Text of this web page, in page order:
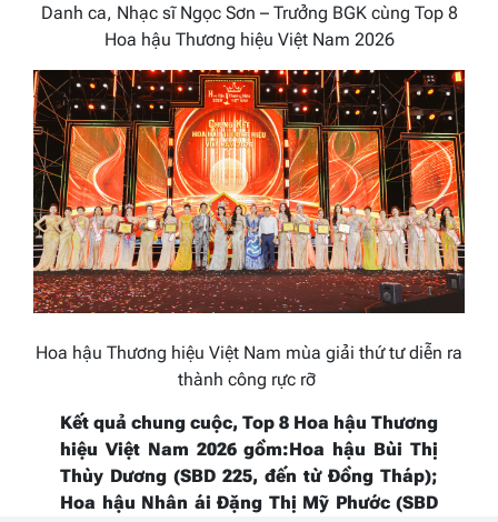
Danh ca, Nhạc sĩ Ngọc Sơn – Trưởng BGK cùng Top 8
Hoa hậu Thương hiệu Việt Nam 2026
Hoa hậu Thương hiệu Việt Nam mùa giải thứ tư diễn ra
thành công rực rỡ
Kết quả chung cuộc, Top 8 Hoa hậu Thương
hiệu Việt Nam 2026 gồm:Hoa hậu Bùi Thị
Thùy Dương (SBD 225, đến từ Đồng Tháp);
Hoa hậu Nhân ái Đặng Thị Mỹ Phước (SBD